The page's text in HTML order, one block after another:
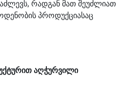
რადგან მათ შეუძლიათ
პროდუქციასაც
აღჭურვილი